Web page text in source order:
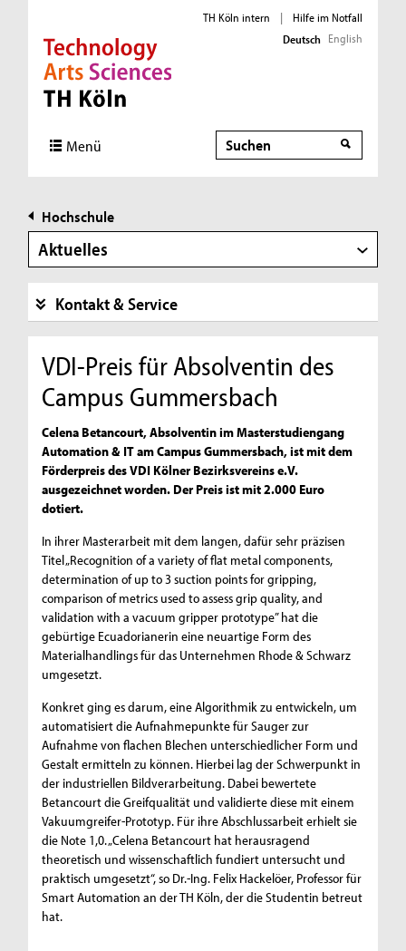
Direkt zur Hauptnavigation
Direkt zur Subnavigation
Direkt zum Inhalt
Direkt zum Fußbereich
TH Köln intern |
Hilfe im Notfall
Deutsch English
Menü Suche
Hochschule
Aktuelles
Kontakt & Service
VDI-Preis für Absolventin des
Campus Gummersbach
Celena Betancourt, Absolventin im Masterstudiengang
Automation & IT am Campus Gummersbach, ist mit dem
Förderpreis des VDI Kölner Bezirksvereins e.V.
ausgezeichnet worden. Der Preis ist mit 2.000 Euro
dotiert.
In ihrer Masterarbeit mit dem langen, dafür sehr präzisen
Titel „Recognition of a variety of flat metal components,
determination of up to 3 suction points for gripping,
comparison of metrics used to assess grip quality, and
validation with a vacuum gripper prototype” hat die
gebürtige Ecuadorianerin eine neuartige Form des
Materialhandlings für das Unternehmen Rhode & Schwarz
umgesetzt.
Konkret ging es darum, eine Algorithmik zu entwickeln, um
automatisiert die Aufnahmepunkte für Sauger zur
Aufnahme von flachen Blechen unterschiedlicher Form und
Gestalt ermitteln zu können. Hierbei lag der Schwerpunkt in
der industriellen Bildverarbeitung. Dabei bewertete
Betancourt die Greifqualität und validierte diese mit einem
Vakuumgreifer-Prototyp. Für ihre Abschlussarbeit erhielt sie
die Note 1,0. „Celena Betancourt hat herausragend
theoretisch und wissenschaftlich fundiert untersucht und
praktisch umgesetzt“, so Dr.-Ing. Felix Hackelöer, Professor für
Smart Automation an der TH Köln, der die Studentin betreut
hat.